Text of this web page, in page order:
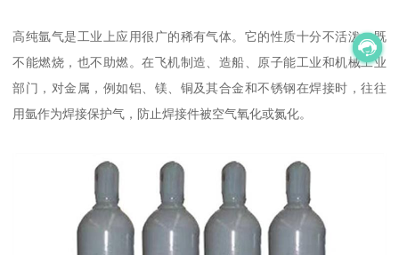
高纯氩气是工业上应用很广的稀有气体。它的性质十分不活泼，既
不能燃烧，也不助燃。在飞机制造、造船、原子能工业和机械工业
部门，对金属，例如铝、镁、铜及其合金和不锈钢在焊接时，往往
用氩作为焊接保护气，防止焊接件被空气氧化或氮化。